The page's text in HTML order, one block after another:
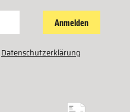
Anmelden
Datenschutzerklärung